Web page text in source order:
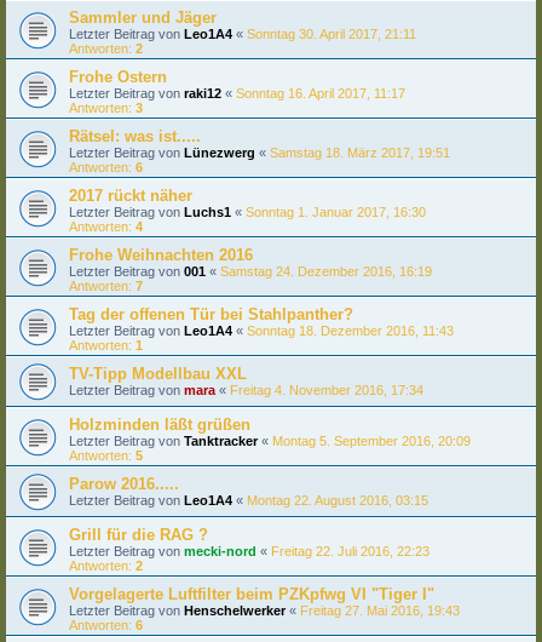
Sammler und Jäger
Letzter Beitrag von Leo1A4 « Sonntag 30. April 2017, 21:11
Antworten: 2
Frohe Ostern
Letzter Beitrag von raki12 « Sonntag 16. April 2017, 11:17
Antworten: 3
Rätsel: was ist.....
Letzter Beitrag von Lünezwerg « Samstag 18. März 2017, 19:51
Antworten: 6
2017 rückt näher
Letzter Beitrag von Luchs1 « Sonntag 1. Januar 2017, 16:30
Antworten: 4
Frohe Weihnachten 2016
Letzter Beitrag von 001 « Samstag 24. Dezember 2016, 16:19
Antworten: 7
Tag der offenen Tür bei Stahlpanther?
Letzter Beitrag von Leo1A4 « Sonntag 18. Dezember 2016, 11:43
Antworten: 1
TV-Tipp Modellbau XXL
Letzter Beitrag von mara « Freitag 4. November 2016, 17:34
Holzminden läßt grüßen
Letzter Beitrag von Tanktracker« Montag 5. September 2016, 20:09
Antworten: 5
Parow 2016.....
Letzter Beitrag von Leo1A4 « Montag 22. August 2016, 03:15
Grill für die RAG ?
Letzter Beitrag von mecki-nord « Freitag 22. Juli 2016, 22:23
Antworten: 2
Vorgelagerte Luftfilter beim PZKpfwg VI "Tiger I"
Letzter Beitrag von Henschelwerker« Freitag 27. Mai 2016, 19:43
Antworten: 6